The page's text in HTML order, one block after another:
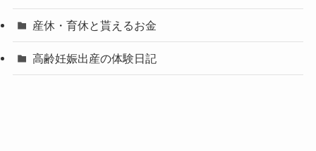
産休・育休と貰えるお金
高齢妊娠出産の体験日記